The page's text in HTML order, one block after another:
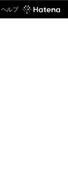
ヘルプ